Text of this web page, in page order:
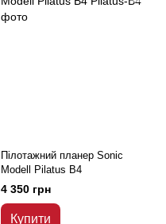
Пілотажний планер Sonic
Modell Pilatus B4
4 350 грн
Купити